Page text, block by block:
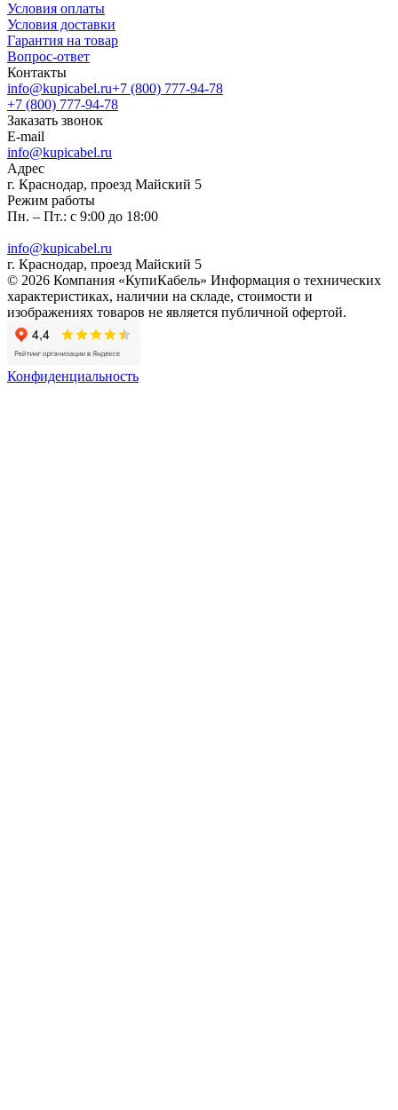
Условия оплаты
Условия доставки
Гарантия на товар
Вопрос-ответ
Контакты
info@kupicabel.ru+7 (800) 777-94-78
+7 (800) 777-94-78
Заказать звонок
E-mail
info@kupicabel.ru
Адрес
г. Краснодар, проезд Майский 5
Режим работы
Пн. – Пт.: с 9:00 до 18:00
info@kupicabel.ru
г. Краснодар, проезд Майский 5
© 2026 Компания «КупиКабель» Информация о технических
характеристиках, наличии на складе, стоимости и
изображениях товаров не является публичной офертой.
Конфиденциальность